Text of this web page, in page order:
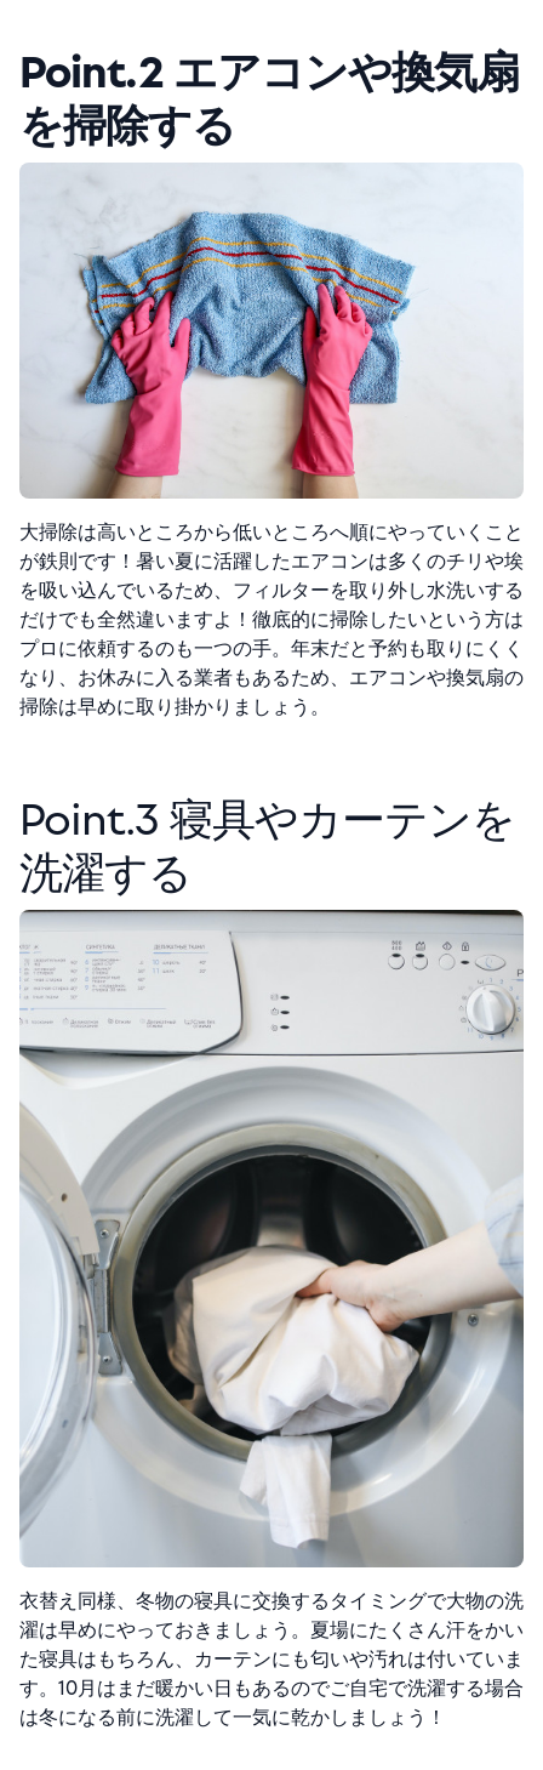
Point.2 エアコンや換気扇
を掃除する
大掃除は高いところから低いところへ順にやっていくこと
が鉄則です！暑い夏に活躍したエアコンは多くのチリや埃
を吸い込んでいるため、フィルターを取り外し水洗いする
だけでも全然違いますよ！徹底的に掃除したいという方は
プロに依頼するのも一つの手。年末だと予約も取りにくく
なり、お休みに入る業者もあるため、エアコンや換気扇の
掃除は早めに取り掛かりましょう。
Point.3 寝具やカーテンを
洗濯する
衣替え同様、冬物の寝具に交換するタイミングで大物の洗
濯は早めにやっておきましょう。夏場にたくさん汗をかい
た寝具はもちろん、カーテンにも匂いや汚れは付いていま
す。10月はまだ暖かい日もあるのでご自宅で洗濯する場合
は冬になる前に洗濯して一気に乾かしましょう！